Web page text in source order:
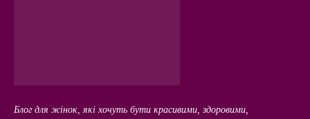
Блог для жінок, які хочуть бути красивими, здоровими,